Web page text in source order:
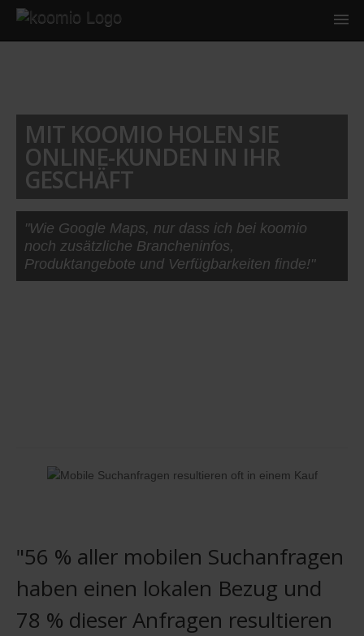
MIT KOOMIO HOLEN SIE
ONLINE-KUNDEN IN IHR
GESCHÄFT
"Wie Google Maps, nur dass ich bei koomio
noch zusätzliche Brancheninfos,
Produktangebote und Verfügbarkeiten finde!"
"56 % aller mobilen Suchanfragen
haben einen lokalen Bezug und
78 % dieser Anfragen resultieren